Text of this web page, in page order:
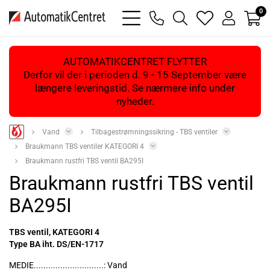
bars
light
phone
magnifying
glass
heart
light
user
light
0
AUTOMATIKCENTRET FLYTTER
Derfor vil der i perioden d. 9 - 15 September være
længere leveringstid. Se nærmere info under
nyheder.
Vand
Tilbagestrømningssikring - TBS ventiler
Braukmann TBS ventiler KATEGORI 4
Braukmann rustfri TBS ventil BA295I
Braukmann rustfri TBS ventil
BA295I
TBS ventil, KATEGORI 4
Type BA iht. DS/EN-1717
MEDIE.............................: Vand